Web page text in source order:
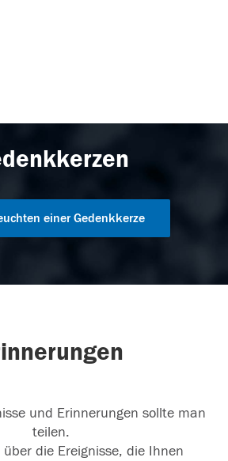
einer Gedenkkerze
und Erinnerungen sollte man
teilen.
über die Ereignisse, die Ihnen